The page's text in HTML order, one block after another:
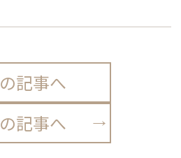
記事へ
記事へ